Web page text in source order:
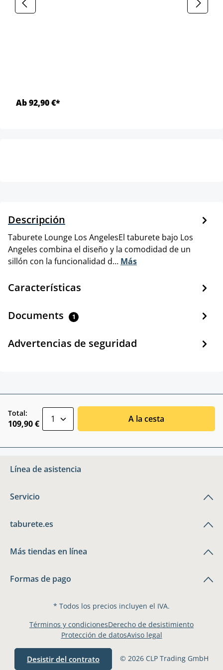
Ab 92,90 €*
Descripción
Taburete Lounge Los AngelesEl taburete bajo Los
Angeles combina el diseño y la comodidad de un
sillón con la funcionalidad d… Más
Características
Documents 1
Advertencias de seguridad
Total:
109,90 € A la cesta
Línea de asistencia
Servicio
taburete.es
Más tiendas en línea
Formas de pago
* Todos los precios incluyen el IVA.
Desistir del contrato © 2026 CLP Trading GmbH
Términos y condicionesDerecho de desistimiento
Protección de datosAviso legal